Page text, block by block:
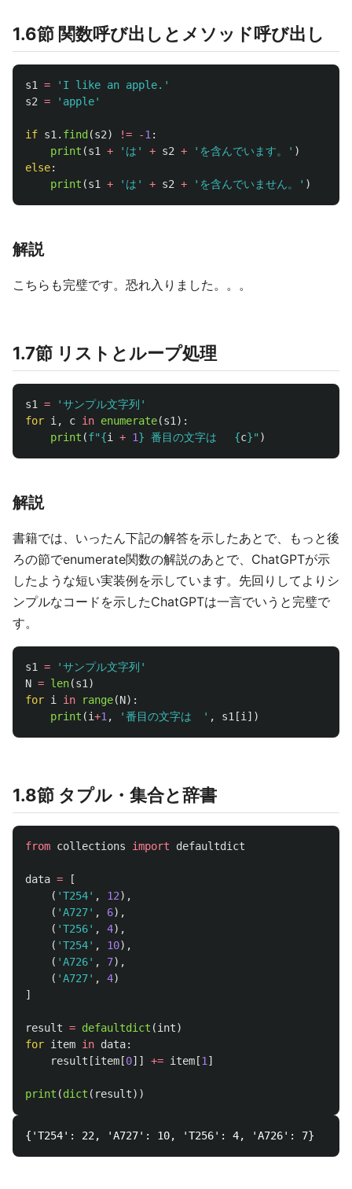
1.6節 関数呼び出しとメソッド呼び出し
s1 = ' I like an apple. '
s2 = ' apple'
if s1 . find (s2) != -1 :
print (s1 + ' は ' + s2 + ' を含んでいます。 ' )
else:
print (s1 + ' は ' + s2 + ' を含んでいません。 ' )
解説
こちらも完璧です。恐れ入りました。。。
1.7節 リストとループ処理
s1 = 'サンプル文字列 '
for i , c in enumerate(s1 ):
print (f"{i + 1} 番目の文字は {c}" )
解説
書籍では、いったん下記の解答を示したあとで、もっと後
ろの節でenumerate関数の解説のあとで、ChatGPTが示
したような短い実装例を示しています。先回りしてよりシ
ンプルなコードを示したChatGPTは一言でいうと完璧で
す。
s1 = 'サンプル文字列 '
N = len(s1 )
for i in range(N):
print (i+1 , '番目の文字は ' , s1 [i ])
1.8節 タプル・集合と辞書
from collections import defaultdict
data =
[
( 'T254' , 12),
( 'A727' , 6),
( 'T256' , 4),
( 'T254' , 10),
( 'A726' , 7),
( 'A727' , 4)
]
result = defaultdict (int)
for item in data:
result [item [0]] += item [1 ]
print (dict ( result))